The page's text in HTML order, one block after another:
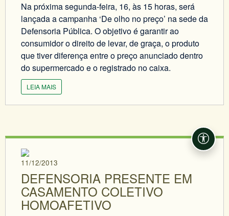
Na próxima segunda-feira, 16, às 15 horas, será
lançada a campanha ‘De olho no preço’ na sede da
Defensoria Pública. O objetivo é garantir ao
consumidor o direito de levar, de graça, o produto
que tiver diferença entre o preço anunciado dentro
do supermercado e o registrado no caixa.
LEIA MAIS
11/12/2013
DEFENSORIA PRESENTE EM
CASAMENTO COLETIVO
HOMOAFETIVO